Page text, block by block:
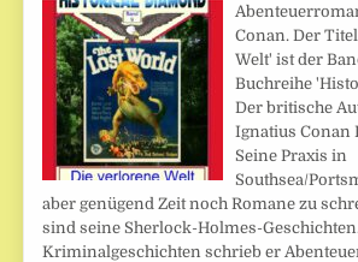
Conan. Der
Welt' ist der
Buchreihe
Der britische
Ignatius Conan
Seine Praxis in
Southsea/
aber genügend Zeit noch Romane zu
sind seine Sherlock-Holmes-
Kriminalgeschichten schrieb er